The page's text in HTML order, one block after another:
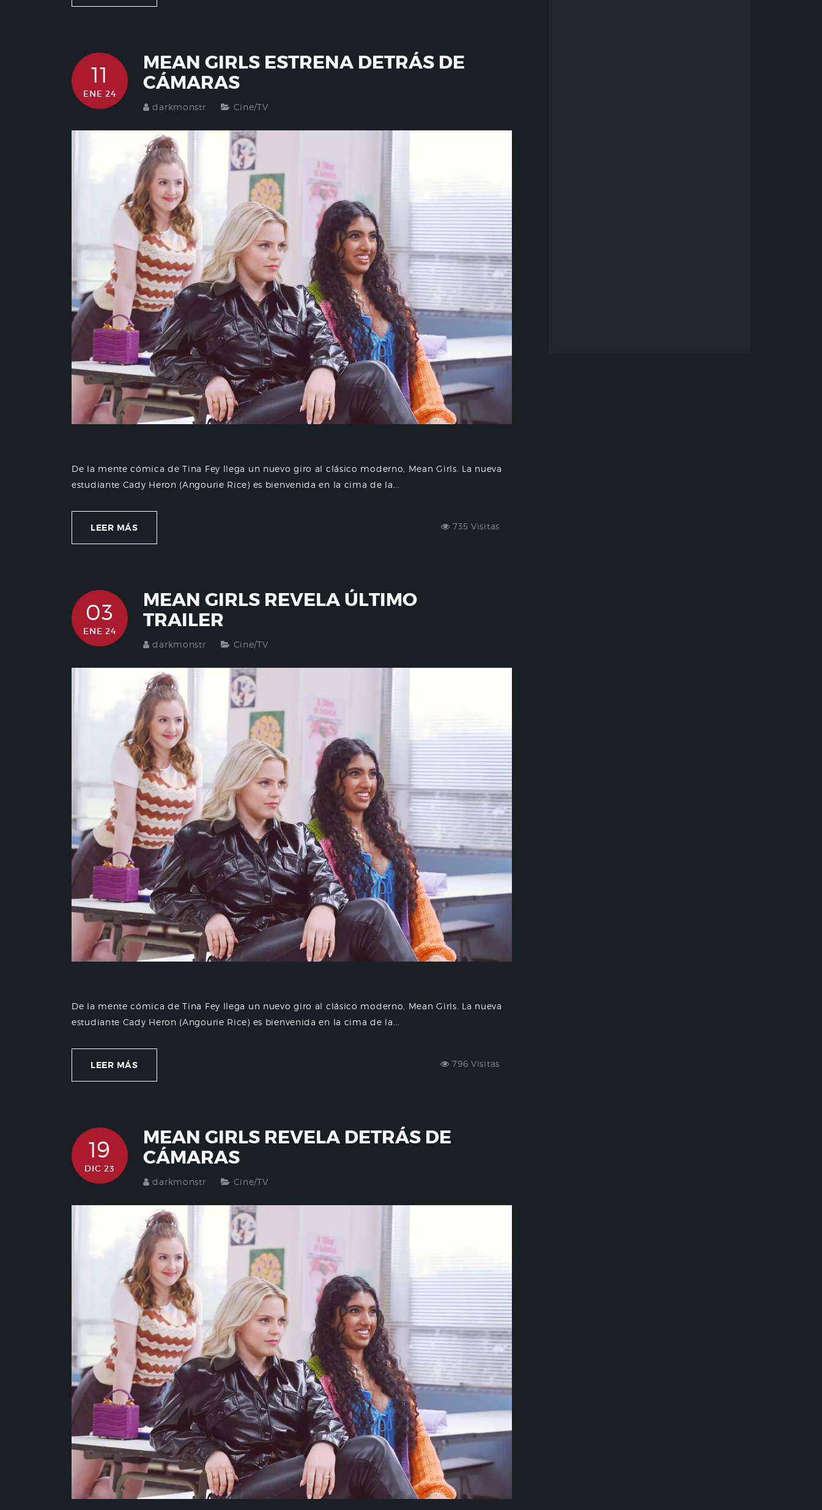
11
ENE 24
MEAN GIRLS ESTRENA DETRÁS DE
CÁMARAS
darkmonstr Cine/TV
De la mente cómica de Tina Fey llega un nuevo giro al clásico moderno, Mean Girls. La nueva
estudiante Cady Heron (Angourie Rice) es bienvenida en la cima de la...
LEER MÁS 735 Visitas
03
ENE 24
MEAN GIRLS REVELA ÚLTIMO
TRAILER
darkmonstr Cine/TV
De la mente cómica de Tina Fey llega un nuevo giro al clásico moderno, Mean Girls. La nueva
estudiante Cady Heron (Angourie Rice) es bienvenida en la cima de la...
LEER MÁS 796 Visitas
19
DIC 23
MEAN GIRLS REVELA DETRÁS DE
CÁMARAS
darkmonstr Cine/TV